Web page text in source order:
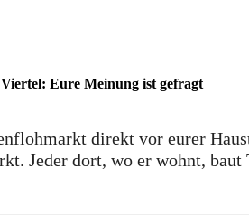
Eure Meinung ist gefragt
direkt vor eurer
Jeder dort, wo er wohnt,